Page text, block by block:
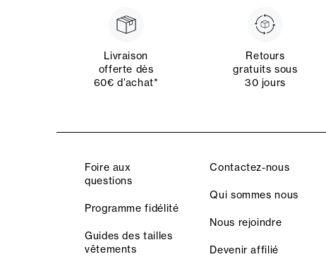
Livraison
offerte dès
60€ d’achat*
Retours
gratuits sous
30 jours
Foire aux
questions
Programme fidélité
Guides des tailles
vêtements
Contactez-nous
Qui sommes nous
Nous rejoindre
Devenir affilié